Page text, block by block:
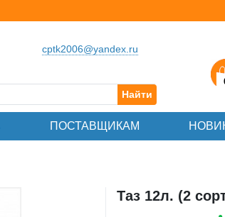
cptk2006@yandex.ru
Найти
ПОСТАВЩИКАМ
Таз 12л. (2